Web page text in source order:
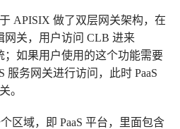
APISIX 做了双层网关架构，在
网关，用户访问 CLB 进来
；如果用户使用的这个功能需要
服务网关进行访问，此时 PaaS
。
区域，即 PaaS 平台，里面包含